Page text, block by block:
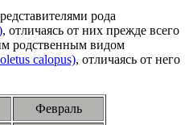
рода
, отличаясь от них прежде всего
родственным видом
calopus), отличаясь от него
Февраль